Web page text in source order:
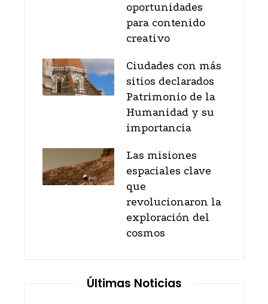
oportunidades
para contenido
creativo
Ciudades con más
sitios declarados
Patrimonio de la
Humanidad y su
importancia
Las misiones
espaciales clave
que
revolucionaron la
exploración del
cosmos
Últimas Noticias